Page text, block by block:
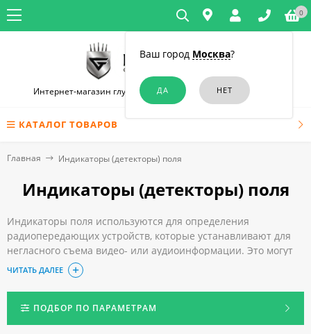
Ваш город Москва?
0
Интернет-магазин глушилок связи и диктофонов в Москве
КАТАЛОГ ТОВАРОВ
Главная Индикаторы (детекторы) поля
Индикаторы (детекторы) поля
Индикаторы поля используются для определения
радиопередающих устройств, которые устанавливают для
негласного съема видео- или аудиоинформации. Это могут
быть всевозможные радиомикрофоны, сотовые телефоны,
видеокамеры, работающие по радиоканалу и другие.
Чтобы приобрести индикатор (детектор) поля в Москве,
достаточно оформить заказ в нашем интернет-магазине.
ЧИТАТЬ ДАЛЕЕ
ПОДБОР ПО ПАРАМЕТРАМ